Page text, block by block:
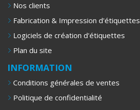
Nos clients
Fabrication & Impression d'étiquettes
Logiciels de création d'étiquettes
Plan du site
INFORMATION
Conditions générales de ventes
Politique de confidentialité